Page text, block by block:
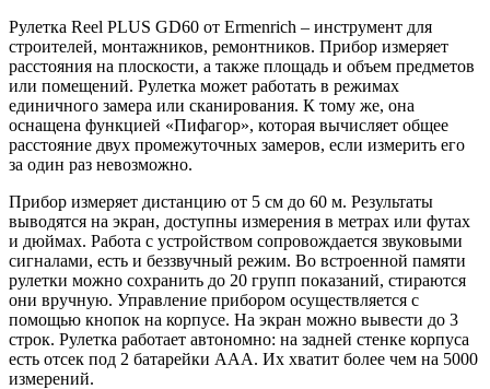
Рулетка Reel PLUS GD60 от Ermenrich – инструмент для
строителей, монтажников, ремонтников. Прибор измеряет
расстояния на плоскости, а также площадь и объем предметов
или помещений. Рулетка может работать в режимах
единичного замера или сканирования. К тому же, она
оснащена функцией «Пифагор», которая вычисляет общее
расстояние двух промежуточных замеров, если измерить его
за один раз невозможно.
Прибор измеряет дистанцию от 5 см до 60 м. Результаты
выводятся на экран, доступны измерения в метрах или футах
и дюймах. Работа с устройством сопровождается звуковыми
сигналами, есть и беззвучный режим. Во встроенной памяти
рулетки можно сохранить до 20 групп показаний, стираются
они вручную. Управление прибором осуществляется с
помощью кнопок на корпусе. На экран можно вывести до 3
строк. Рулетка работает автономно: на задней стенке корпуса
есть отсек под 2 батарейки ААА. Их хватит более чем на 5000
измерений.